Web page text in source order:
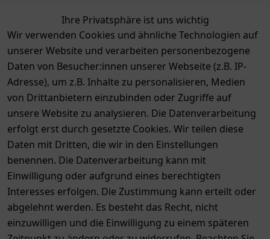
Ihre Privatsphäre ist uns wichtig
Wir verwenden Cookies und ähnliche Technologien auf
unserer Website und verarbeiten personenbezogene
Daten von Besucher:innen unserer Webseite (z.B. IP-
Adresse), um z.B. Inhalte zu personalisieren, Medien
von Drittanbietern einzubinden oder Zugriffe auf
unsere Website zu analysieren. Die Datenverarbeitung
erfolgt erst durch gesetzte Cookies. Wir teilen diese
Daten mit Dritten, die wir in den Einstellungen
benennen. Die Datenverarbeitung kann mit
Einwilligung oder aufgrund eines berechtigten
Interesses erfolgen. Die Zustimmung kann erteilt oder
abgelehnt werden. Es besteht das Recht, nicht
einzuwilligen und die Einwilligung zu einem späteren
Bewertungen
Zahlung & Versand
Auszeichnungen